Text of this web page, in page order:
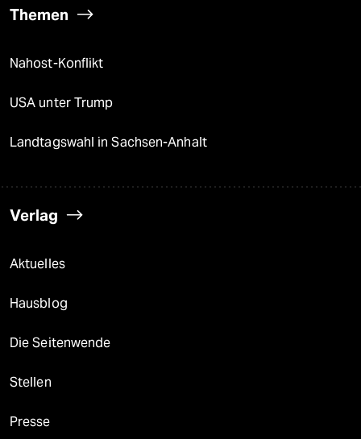
Themen
Nahost-Konflikt
USA unter Trump
Landtagswahl in Sachsen-Anhalt
Verlag
Aktuelles
Hausblog
Die Seitenwende
Stellen
Presse